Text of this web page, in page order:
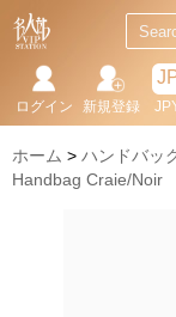
新規登録
ログイン
ホーム ハンドバッ
Handbag Craie/Noir